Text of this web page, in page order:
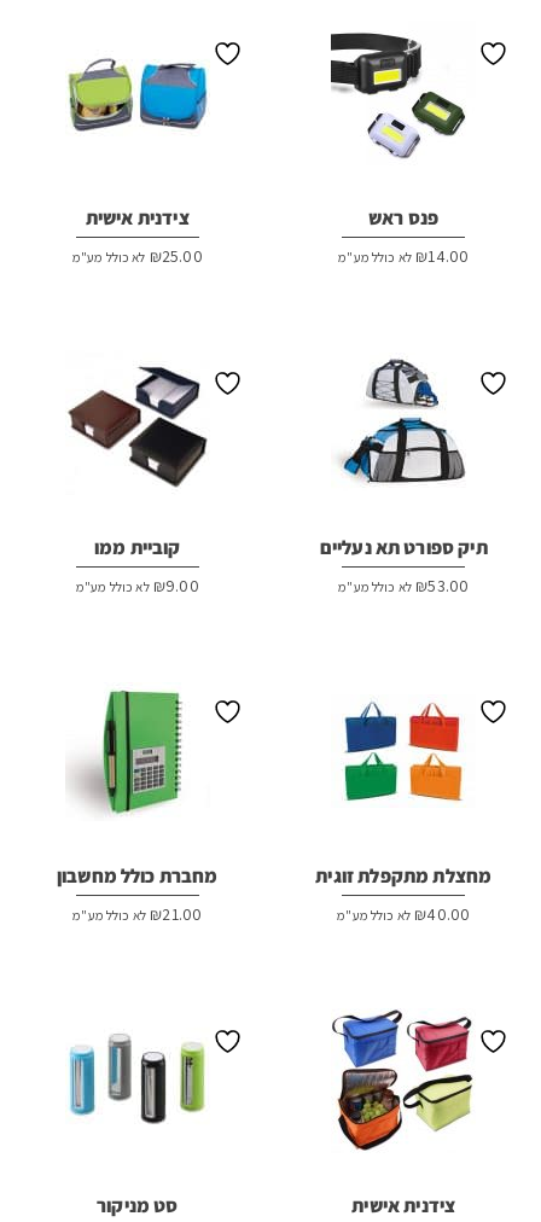
פנס ראש
₪14.00 לא כולל מע"מ
צידנית אישית
₪25.00 לא כולל מע"מ
תיק ספורט תא נעליים
₪53.00 לא כולל מע"מ
קוביית ממו
₪9.00 לא כולל מע"מ
מחצלת מתקפלת זוגית
₪40.00 לא כולל מע"מ
מחברת כולל מחשבון
₪21.00 לא כולל מע"מ
צידנית אישית סט מניקור